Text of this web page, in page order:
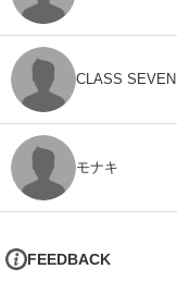
CLASS SEVEN
モナキ
FEEDBACK